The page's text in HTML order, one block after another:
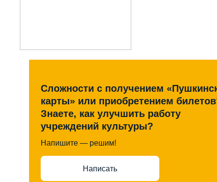
Сложности с получением
карты» или приобретением
Знаете, как улучшить работу
учреждений культуры?
Напишите — решим!
Написать